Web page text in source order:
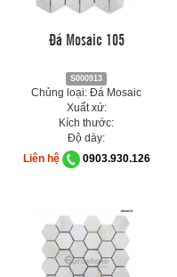
Đá Mosaic 105
S000913
Chủng loại: Đá Mosaic
Xuất xứ:
Kích thước:
Độ dày:
Liên hệ
0903.930.126